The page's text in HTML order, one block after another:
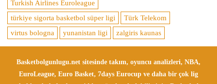
Turkish Airlines Euroleague
türkiye sigorta basketbol süper ligi
Türk Telekom
virtus bologna
yunanistan ligi zalgiris kaunas
Basketbolgunlugu.net sitesinde takım, oyuncu analizleri, NBA,
EuroLeague, Euro Basket, 7days Eurocup ve daha bir çok lig